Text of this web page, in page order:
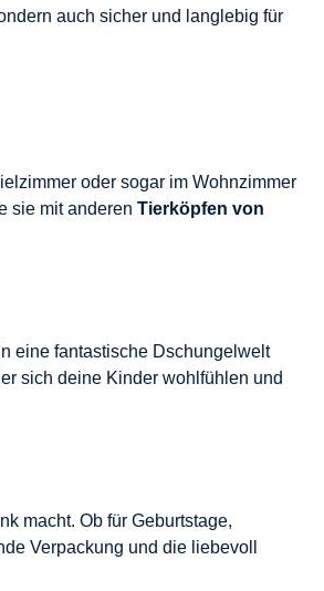
auch sicher und langlebig für
oder sogar im Wohnzimmer
sie mit anderen Tierköpfen von
eine fantastische Dschungelwelt
sich deine Kinder wohlfühlen und
macht. Ob für Geburtstage,
Verpackung und die liebevoll